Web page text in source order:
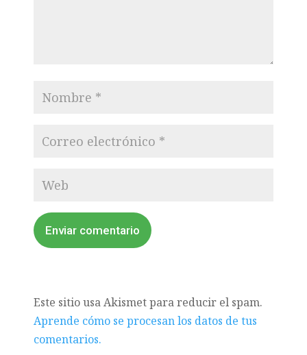
Enviar comentario
Este sitio usa Akismet para reducir el spam.
Aprende cómo se procesan los datos de tus
comentarios.